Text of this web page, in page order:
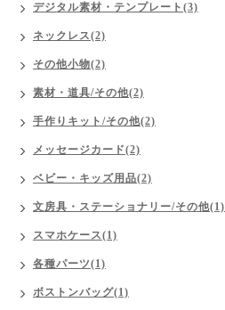
デジタル素材・テンプレート(3)
ネックレス(2)
その他小物(2)
素材・道具/その他(2)
手作りキット/その他(2)
メッセージカード(2)
ベビー・キッズ用品(2)
文房具・ステーショナリー/その他(1)
スマホケース(1)
各種パーツ(1)
ボストンバッグ(1)